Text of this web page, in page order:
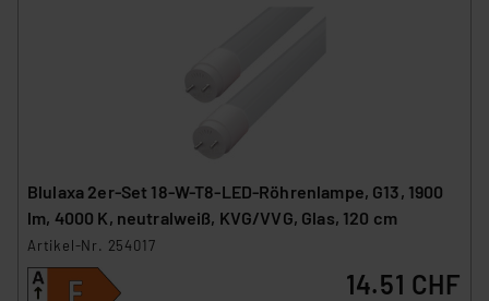
Blulaxa 2er-Set 18-W-T8-LED-Röhrenlampe, G13, 1900
lm, 4000 K, neutralweiß, KVG/VVG, Glas, 120 cm
Artikel-Nr. 254017
14.51 CHF